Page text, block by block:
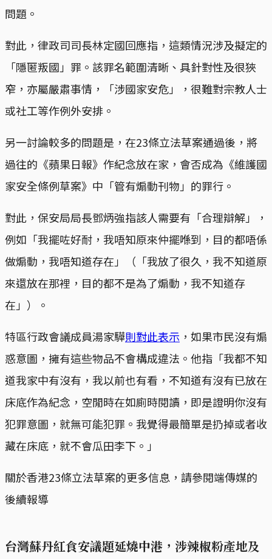
問題。
對此，律政司司長林定國回應指，這類情況涉及擬定的
「隱匿叛國」罪。該罪名範圍清晰、具針對性及很狹
窄，亦屬嚴肅事情，「涉國家安危」，很難對宗教人士
或社工等作例外安排。
另一討論較多的問題是，在23條立法草案通過後，將
過往的《蘋果日報》作紀念放在家，會否成為《維護國
家安全條例草案》中「管有煽動刊物」的罪行。
對此，保安局局長鄧炳強指該人需要有「合理辯解」，
例如「我擺咗好耐，我唔知原來仲擺喺到，目的都唔係
做煽動，我唔知道存在」（「我放了很久，我不知道原
來還放在那裡，目的都不是為了煽動，我不知道存
在」）。
特區行政會議成員湯家驊則對此表示 ，如果市民沒有煽
惑意圖，擁有這些物品不會構成違法。他指「我都不知
道我家中有沒有，我以前也有看，不知道有沒有已放在
床底作為紀念，空閒時在如廁時閱讀，即是證明你沒有
犯罪意圖，就無可能犯罪。我覺得最簡單是扔掉或者收
藏在床底，就不會瓜田李下。」
關於香港23條立法草案的更多信息，請參閱端傳媒的
後續報導
台灣蘇丹紅食安議題延燒中港，涉辣椒粉產地及